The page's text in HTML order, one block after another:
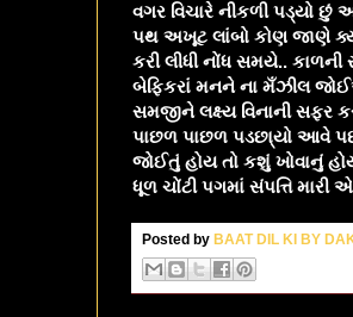
વગર વિચારે નીકળી પડ્યો
પથ અખૂટ લાંબો કોણ જાણે
કરી લીધી નોંધ સમયે..
બેફિકરાં મનને ના મઁઝીલ
સમજીને લક્ષ્ય વિનાની સફર
પાછળ પાછળ પડછા્યો આવે
જોઈતું હોય તો કશું ખોવાનું
ધૂળ ચોંટી પગમાં સંપત્તિ
Posted by BAAT DIL KI BY